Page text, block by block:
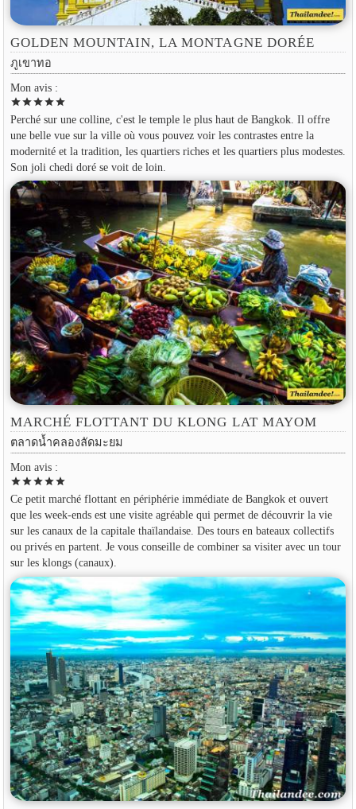
GOLDEN MOUNTAIN, LA MONTAGNE DORÉE
ภูเขาทอ
Mon avis :
starstarstarstarstar
Perché sur une colline, c'est le temple le plus haut de Bangkok. Il offre
une belle vue sur la ville où vous pouvez voir les contrastes entre la
modernité et la tradition, les quartiers riches et les quartiers plus modestes.
Son joli chedi doré se voit de loin.
MARCHÉ FLOTTANT DU KLONG LAT MAYOM
ตลาดน้ำคลองลัดมะยม
Mon avis :
starstarstarstarstar
Ce petit marché flottant en périphérie immédiate de Bangkok et ouvert
que les week-ends est une visite agréable qui permet de découvrir la vie
sur les canaux de la capitale thaïlandaise. Des tours en bateaux collectifs
ou privés en partent. Je vous conseille de combiner sa visiter avec un tour
sur les klongs (canaux).